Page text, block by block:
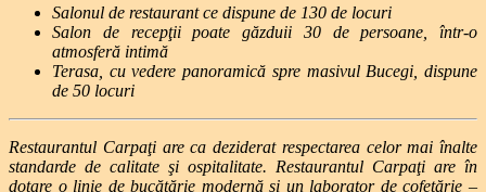
Salonul de restaurant ce dispune de 130 de locuri
Salon de recepţii poate găzduii 30 de persoane, într-o
atmosferă intimă
Terasa, cu vedere panoramică spre masivul Bucegi, dispune
de 50 locuri
Restaurantul Carpaţi are ca deziderat respectarea celor mai înalte
standarde de calitate şi ospitalitate. Restaurantul Carpaţi are în
dotare o linie de bucătărie modernă şi un laborator de cofetărie –